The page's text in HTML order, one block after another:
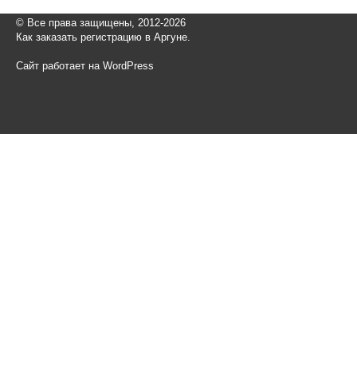
© Все права защищены, 2012-2026
Как заказать регистрацию в Аргуне.
Сайт работает на WordPress